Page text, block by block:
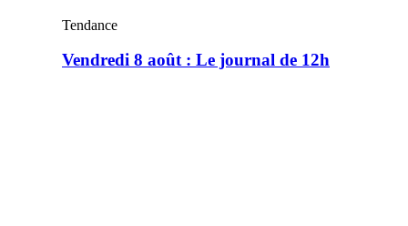
Tendance
Vendredi 8 août : Le journal de 12h